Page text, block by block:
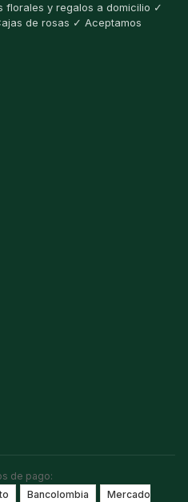
florales y regalos a domicilio ✓
de rosas ✓ Aceptamos
de pago:
Bancolombia Mercado